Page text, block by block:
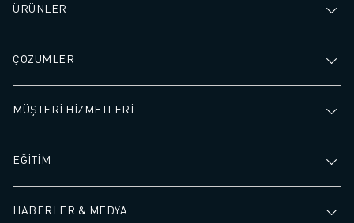
ÜRÜNLER
ÇÖZÜMLER
MÜŞTERİ HİZMETLERİ
EĞİTİM
HABERLER & MEDYA